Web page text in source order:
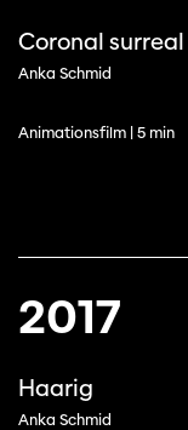
Coronal surreal
Anka Schmid
Animationsfilm | 5 min
2017
Haarig
Anka Schmid